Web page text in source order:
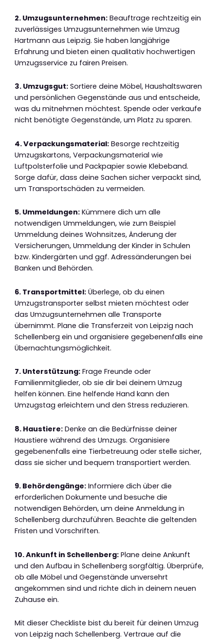
2. Umzugsunternehmen: Beauftrage rechtzeitig ein
zuverlässiges Umzugsunternehmen wie Umzug
Hartmann aus Leipzig. Sie haben langjährige
Erfahrung und bieten einen qualitativ hochwertigen
Umzugsservice zu fairen Preisen.
3. Umzugsgut: Sortiere deine Möbel, Haushaltswaren
und persönlichen Gegenstände aus und entscheide,
was du mitnehmen möchtest. Spende oder verkaufe
nicht benötigte Gegenstände, um Platz zu sparen.
4. Verpackungsmaterial: Besorge rechtzeitig
Umzugskartons, Verpackungsmaterial wie
Luftpolsterfolie und Packpapier sowie Klebeband.
Sorge dafür, dass deine Sachen sicher verpackt sind,
um Transportschäden zu vermeiden.
5. Ummeldungen: Kümmere dich um alle
notwendigen Ummeldungen, wie zum Beispiel
Ummeldung deines Wohnsitzes, Änderung der
Versicherungen, Ummeldung der Kinder in Schulen
bzw. Kindergärten und ggf. Adressänderungen bei
Banken und Behörden.
6. Transportmittel: Überlege, ob du einen
Umzugstransporter selbst mieten möchtest oder
das Umzugsunternehmen alle Transporte
übernimmt. Plane die Transferzeit von Leipzig nach
Schellenberg ein und organisiere gegebenenfalls eine
Übernachtungsmöglichkeit.
7. Unterstützung: Frage Freunde oder
Familienmitglieder, ob sie dir bei deinem Umzug
helfen können. Eine helfende Hand kann den
Umzugstag erleichtern und den Stress reduzieren.
8. Haustiere: Denke an die Bedürfnisse deiner
Haustiere während des Umzugs. Organisiere
gegebenenfalls eine Tierbetreuung oder stelle sicher,
dass sie sicher und bequem transportiert werden.
9. Behördengänge: Informiere dich über die
erforderlichen Dokumente und besuche die
notwendigen Behörden, um deine Anmeldung in
Schellenberg durchzuführen. Beachte die geltenden
Fristen und Vorschriften.
10. Ankunft in Schellenberg: Plane deine Ankunft
und den Aufbau in Schellenberg sorgfältig. Überprüfe,
ob alle Möbel und Gegenstände unversehrt
angekommen sind und richte dich in deinem neuen
Zuhause ein.
Mit dieser Checkliste bist du bereit für deinen Umzug
von Leipzig nach Schellenberg. Vertraue auf die